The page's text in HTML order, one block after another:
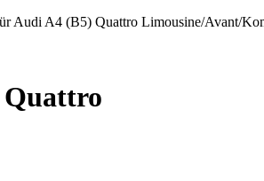
Audi A4 (B5) Quattro Limousine/Avant/
Quattro